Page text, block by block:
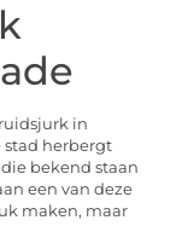
in
stad herbergt
bekend staan
een van deze
maken, maar